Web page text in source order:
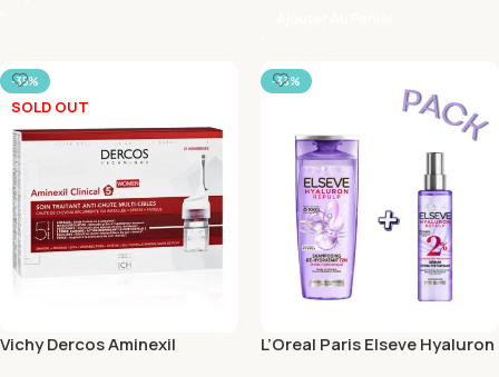
-35%
SOLD OUT
Vichy Dercos Aminexil
-33%
L’Oreal Paris Elseve Hyaluron